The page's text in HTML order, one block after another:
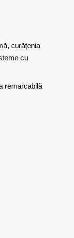
curăţenia
cu
remarcabilă